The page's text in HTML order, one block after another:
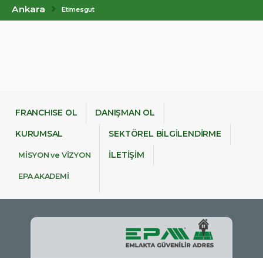
Ankara Etimesgut
FRANCHISE OL DANIŞMAN OL
KURUMSAL
MİSYON ve VİZYON
EPA AKADEMİ
SEKTÖREL BİLGİLENDİRME
İLETİŞİM